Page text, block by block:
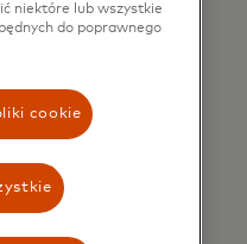
my personal
in
Privacy Notice
I also
read and agree
Terms of Use
niektóre lub wszystkie
do poprawnego
cookie